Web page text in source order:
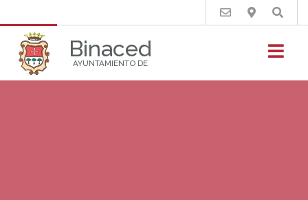
Binaced
AYUNTAMIENTO DE
Buscar